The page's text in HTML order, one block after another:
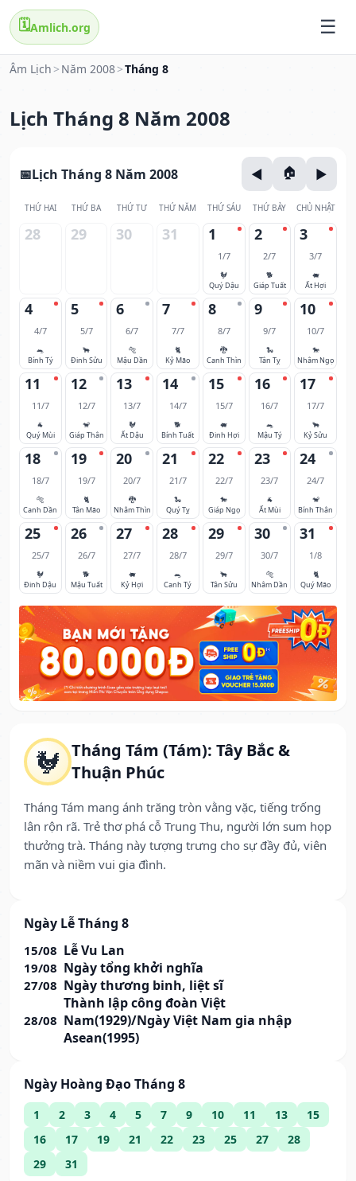
🗓️Amlich.org
Âm Lịch > Năm 2008>Tháng 8
Lịch Tháng 8 Năm 2008
🐓 Tháng Tám (Tám): Tây Bắc &
Thuận Phúc
Tháng Tám mang ánh trăng tròn vằng vặc, tiếng trống
lân rộn rã. Trẻ thơ phá cỗ Trung Thu, người lớn sum họp
thưởng trà. Tháng này tượng trưng cho sự đầy đủ, viên
mãn và niềm vui gia đình.
Ngày Lễ Tháng 8
15/08 Lễ Vu Lan
19/08 Ngày tổng khởi nghĩa
27/08 Ngày thương binh, liệt sĩ
28/08
Thành lập công đoàn Việt
Nam(1929)/Ngày Việt Nam gia nhập
Asean(1995)
Ngày Hoàng Đạo Tháng 8
1 2 3 4 5 7 9 10 11 13
15
16
17 19 21 22 23 25 27
28
29
31
Lịch Tháng 8 Năm 2008
THỨ HAI THỨ BA THỨ TƯ THỨ NĂM THỨ SÁU THỨ BẢY CHỦ NHẬT
28 29 30 31 1
1/7
🐓
Quý Dậu
2
2/7
🐕
Giáp Tuất
3
3/7
🐖
Ất Hợi
4
4/7
🐀
Bính Tý
5
5/7
🐂
Đinh Sửu
6
6/7
🐅
Mậu Dần
7
7/7
🐈
Kỷ Mão
8
8/7
🐉
Canh Thìn
9
9/7
🐍
Tân Tỵ
10
10/7
🐎
Nhâm Ngọ
11
11/7
🐐
Quý Mùi
12
12/7
🐒
Giáp Thân
13
13/7
🐓
Ất Dậu
14
14/7
🐕
Bính Tuất
15
15/7
🐖
Đinh Hợi
16
16/7
🐀
Mậu Tý
17
17/7
🐂
Kỷ Sửu
18
18/7
🐅
Canh Dần
19
19/7
🐈
Tân Mão
20
20/7
🐉
Nhâm Thìn
21
21/7
🐍
Quý Tỵ
22
22/7
🐎
Giáp Ngọ
23
23/7
🐐
Ất Mùi
24
24/7
🐒
Bính Thân
25
25/7
🐓
Đinh Dậu
26
26/7
🐕
Mậu Tuất
27
27/7
🐖
Kỷ Hợi
28
28/7
🐀
Canh Tý
29
29/7
🐂
Tân Sửu
30
30/7
🐅
Nhâm Dần
31
1/8
🐈
Quý Mão